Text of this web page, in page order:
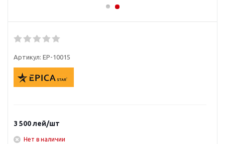
Артикул: EP-10015
3 500лей/шт
Нет в наличии